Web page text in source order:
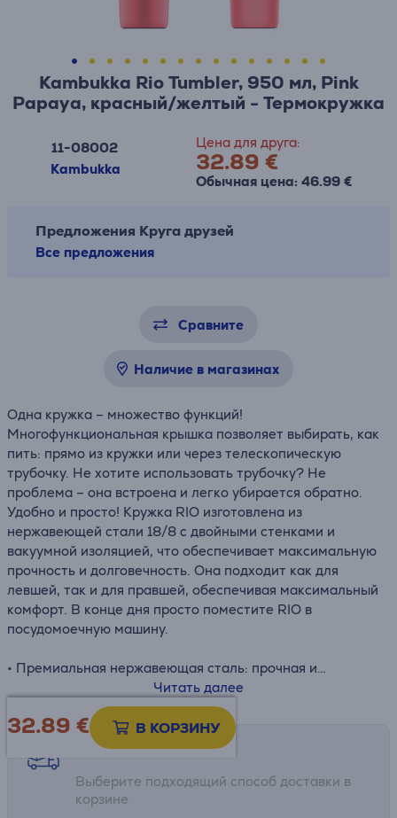
Kambukka Rio Tumbler, 950 мл, Pink
Papaya, красный/желтый - Термокружка
11-08002
Kambukka
Цена для друга:
32.89 €
Обычная цена: 46.99 €
Предложения Круга друзей
Все предложения
Сравните
Наличие в магазинах
Одна кружка – множество функций!
Многофункциональная крышка позволяет выбирать, как
пить: прямо из кружки или через телескопическую
трубочку. Не хотите использовать трубочку? Не
проблема – она встроена и легко убирается обратно.
Удобно и просто! Кружка RIO изготовлена из
нержавеющей стали 18/8 с двойными стенками и
вакуумной изоляцией, что обеспечивает максимальную
прочность и долговечность. Она подходит как для
левшей, так и для правшей, обеспечивая максимальный
комфорт. В конце дня просто поместите RIO в
посудомоечную машину.
• Премиальная нержавеющая сталь: прочная и
• Телескопическая трубочка
• Сохраняет напитки холодными до 24 часов
• Бесшумное и противоскользящее основание:
устойчиво даже на скользких поверхностях
Читать далее
32.89 € В КОРЗИНУ
Возможности доставки
Выберите подходящий способ доставки в
корзине